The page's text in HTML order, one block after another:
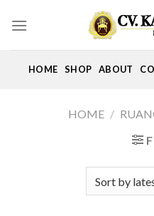
HOME SHOP ABOUT
HOME /